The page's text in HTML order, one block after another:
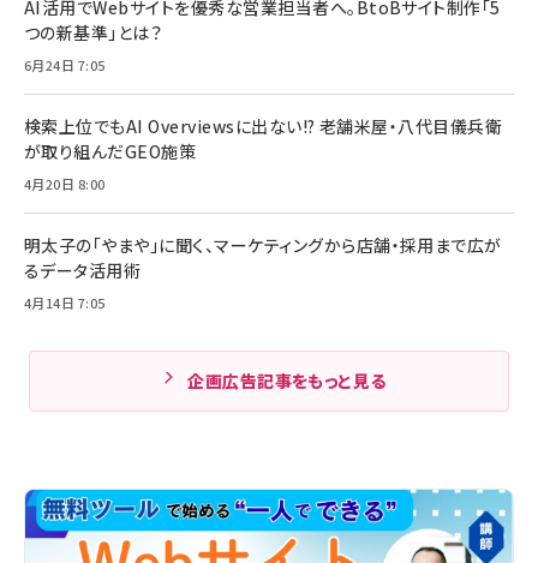
AI活用でWebサイトを優秀な営業担当者へ。BtoBサイト制作「5
つの新基準」とは？
6月24日 7:05
検索上位でもAI Overviewsに出ない!? 老舗米屋・八代目儀兵衛
が取り組んだGEO施策
4月20日 8:00
明太子の「やまや」に聞く、マーケティングから店舗・採用まで広が
るデータ活用術
4月14日 7:05
企画広告記事をもっと見る